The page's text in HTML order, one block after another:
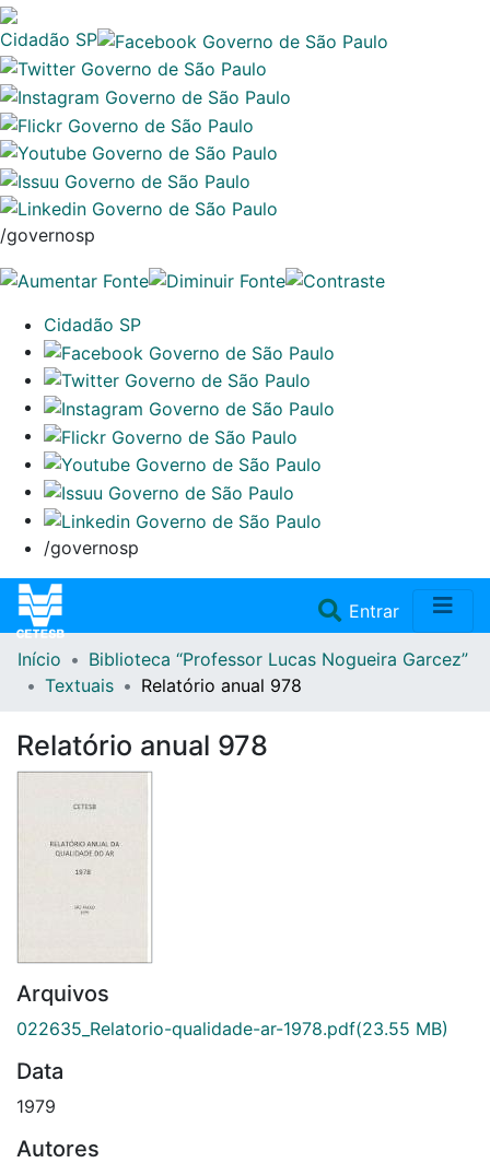
Cidadão SP
/governosp
Cidadão SP
/governosp
Entrar(current)
Home
Coleções
Doações/Aquisições
Fale Conosco
Início
Biblioteca “Professor Lucas Nogueira Garcez”
Textuais
Relatório anual 978
Relatório anual 978
Arquivos
022635_Relatorio-qualidade-ar-1978.pdf(23.55 MB)
Data
1979
Autores